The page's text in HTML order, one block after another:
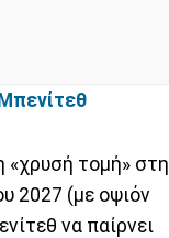
«χρυσή τομή» στη
2027 (με οψιόν
να παίρνει